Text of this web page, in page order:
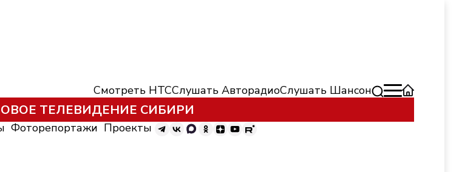
Смотреть НТССлушать АвторадиоСлушать Шансон
ТЕЛЕВИДЕНИЕ СИБИРИ
Фоторепортажи Проекты